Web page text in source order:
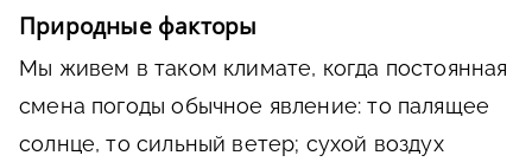
Природные факторы
Мы живем в таком климате, когда постоянная
смена погоды обычное явление: то палящее
солнце, то сильный ветер; сухой воздух